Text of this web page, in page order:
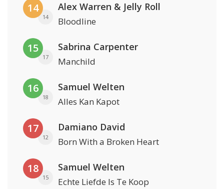
14
14
Alex Warren & Jelly Roll
Bloodline
15
17
Sabrina Carpenter
Manchild
16
18
Samuel Welten
Alles Kan Kapot
17
12
Damiano David
Born With a Broken Heart
18
15
Samuel Welten
Echte Liefde Is Te Koop